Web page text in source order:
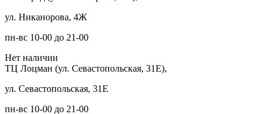
ул. Никанорова, 4Ж
пн-вс 10-00 до 21-00
Нет наличии
ТЦ Лоцман (ул. Севастопольская, 31Е),
ул. Севастопольская, 31Е
пн-вс 10-00 до 21-00